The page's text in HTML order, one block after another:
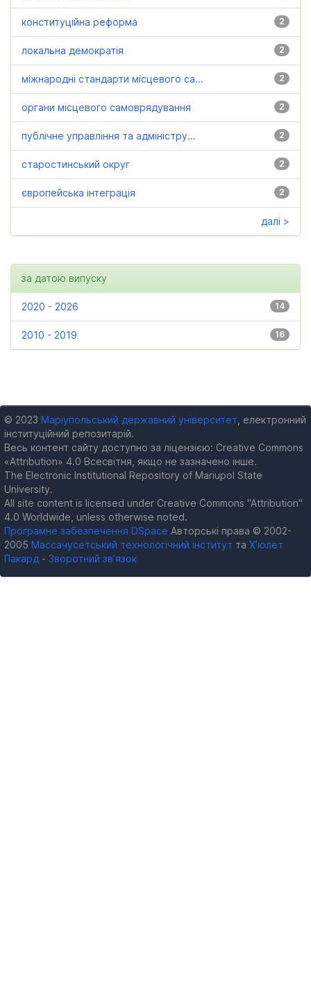
2
конституційна реформа
2
локальна демократія
2
міжнародні стандарти місцевого са...
2
органи місцевого самоврядування
2
публічне управління та адміністру...
2
старостинський округ
2
європейська інтеграція
далі >
за датою випуску
14
2020 - 2026
16
2010 - 2019
© 2023 Маріупольський державний університет , електронний
інституційний репозитарій.
Весь контент сайту доступно за ліцензією: Creative Commons
«Attribution» 4.0 Всесвітня, якщо не зазначено інше.
The Electronic Institutional Repository of Mariupol State
University.
All site content is licensed under Creative Commons "Attribution"
4.0 Worldwide, unless otherwise noted.
Програмне забезпечення DSpace Авторські права © 2002-
2005 Массачусетський технологічний інститут та Х’юлет
Пакард - Зворотний зв’язок